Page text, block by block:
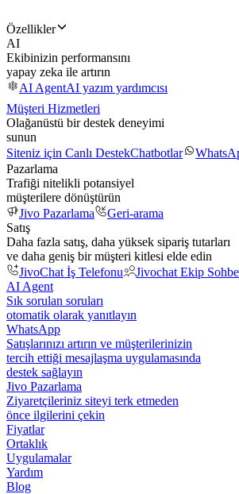
Özellikler
AI
Ekibinizin performansını
yapay zeka ile artırın
AI AgentAI yazım yardımcısı
Müşteri Hizmetleri
Olağanüstü bir destek deneyimi
sunun
Siteniz için Canlı DestekChatbotlar
Pazarlama
Trafiği nitelikli potansiyel
müşterilere dönüştürün
Jivo Pazarlama
Geri-arama
Satış
Daha fazla satış, daha yüksek sipariş tutarları
ve daha geniş bir müşteri kitlesi elde edin
JivoChat İş Telefonu
Jivochat Ekip
AI Agent
Sık sorulan soruları
otomatik olarak yanıtlayın
WhatsApp
Satışlarınızı artırın ve müşterilerinizin
tercih ettiği mesajlaşma uygulamasında
destek sağlayın
Jivo Pazarlama
Ziyaretçileriniz siteyi terk etmeden
önce ilgilerini çekin
Fiyatlar
Ortaklık
Uygulamalar
Yardım
Blog